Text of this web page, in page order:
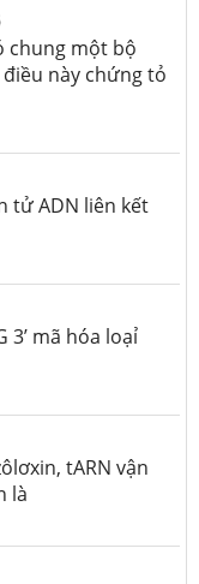
chung một bộ
này chứng tỏ
tử ADN liên kết
3’ mã hóa loạỉ
tARN vận
là